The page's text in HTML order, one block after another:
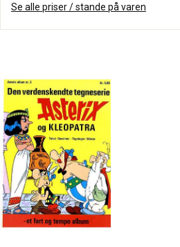
Se alle priser / stande på varen